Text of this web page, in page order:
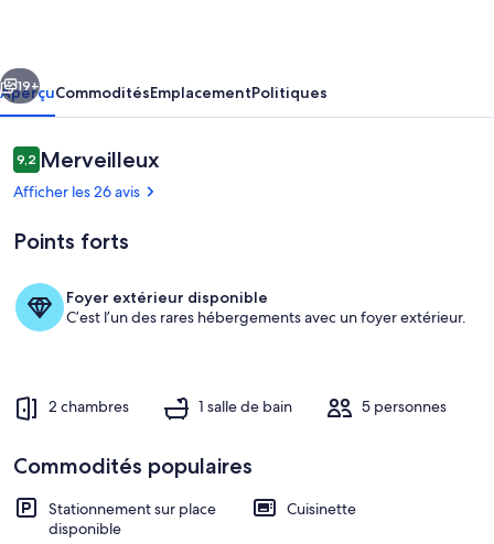
Ponga
Restauration en plein air
Suivant
19+
AperçuCommoditésEmplacementPolitiques
Avis
9,29,2 sur 10 –
Merveilleux
Afficher les 26 avis
Points forts
Foyer extérieur disponible
C’est l’un des rares hébergements avec un foyer extérieur.
2 chambres 1 salle de bain 5 personnes
Commodités populaires
Stationnement sur place
disponible
Cuisinette